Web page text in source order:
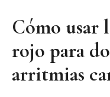
Cómo usar
rojo para
arritmias